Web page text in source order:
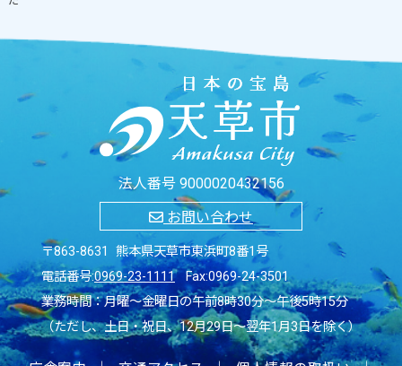
法人番号 9000020432156
お問い合わせ
〒863-8631 熊本県天草市東浜町8番1号
電話番号:0969-23-1111Fax:0969-24-3501
業務時間：月曜～金曜日の午前8時30分～午後5時15分
（ただし、土日・祝日、12月29日～翌年1月3日を除く）